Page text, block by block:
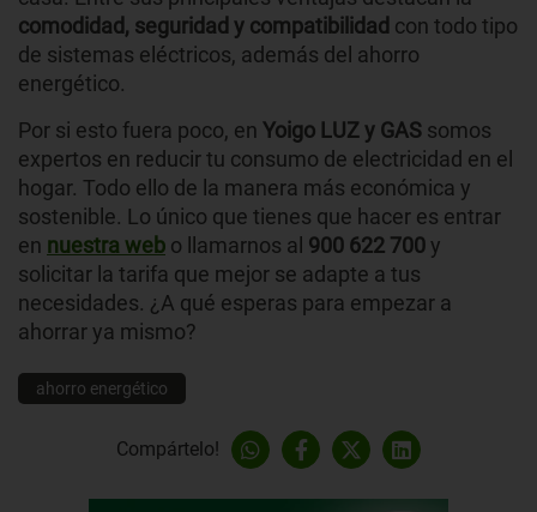
comodidad, seguridad y compatibilidad con todo tipo
de sistemas eléctricos, además del ahorro
energético.
Por si esto fuera poco, en Yoigo LUZ y GAS somos
expertos en reducir tu consumo de electricidad en el
hogar. Todo ello de la manera más económica y
sostenible. Lo único que tienes que hacer es entrar
en nuestra web o llamarnos al 900 622 700y
solicitar la tarifa que mejor se adapte a tus
necesidades. ¿A qué esperas para empezar a
ahorrar ya mismo?
ahorro energético
Compártelo!